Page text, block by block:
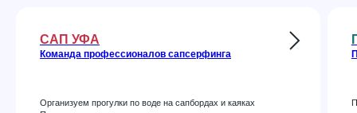
САП УФА
Команда профессионалов сапсерфинга
Организуем прогулки по воде на сапбордах и каяках